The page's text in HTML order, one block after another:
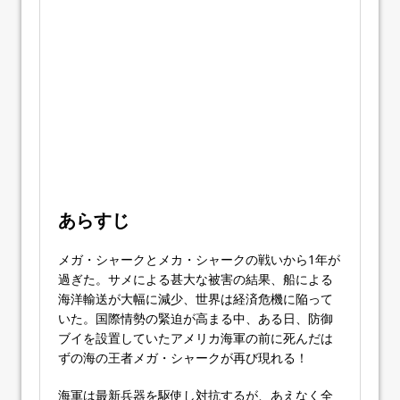
あらすじ
メガ・シャークとメカ・シャークの戦いから1年が
過ぎた。サメによる甚大な被害の結果、船による
海洋輸送が大幅に減少、世界は経済危機に陥って
いた。国際情勢の緊迫が高まる中、ある日、防御
ブイを設置していたアメリカ海軍の前に死んだは
ずの海の王者メガ・シャークが再び現れる！
海軍は最新兵器を駆使し対抗するが、あえなく全